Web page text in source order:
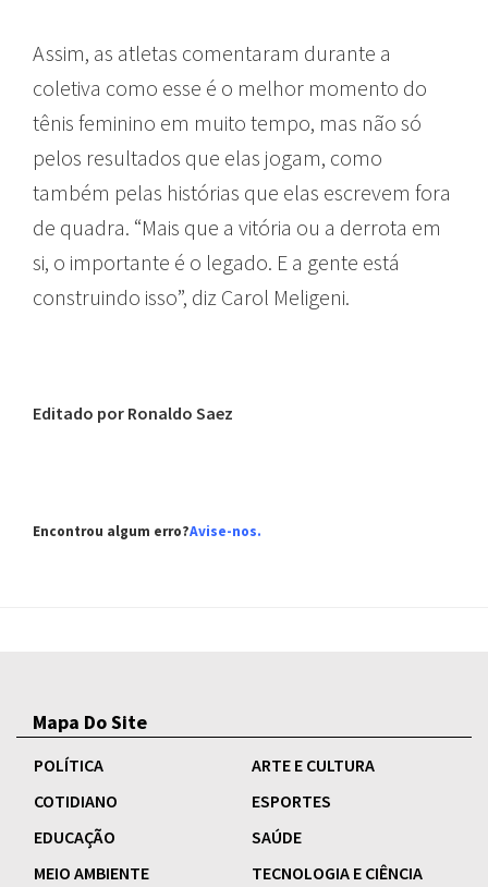
Assim, as atletas comentaram durante a
coletiva como esse é o melhor momento do
tênis feminino em muito tempo, mas não só
pelos resultados que elas jogam, como
também pelas histórias que elas escrevem fora
de quadra. “Mais que a vitória ou a derrota em
si, o importante é o legado. E a gente está
construindo isso”, diz Carol Meligeni.
Editado por Ronaldo Saez
Encontrou algum erro?Avise-nos.
Mapa Do Site
POLÍTICA
ARTE E CULTURA
COTIDIANO
ESPORTES
EDUCAÇÃO
SAÚDE
MEIO AMBIENTE
TECNOLOGIA E CIÊNCIA